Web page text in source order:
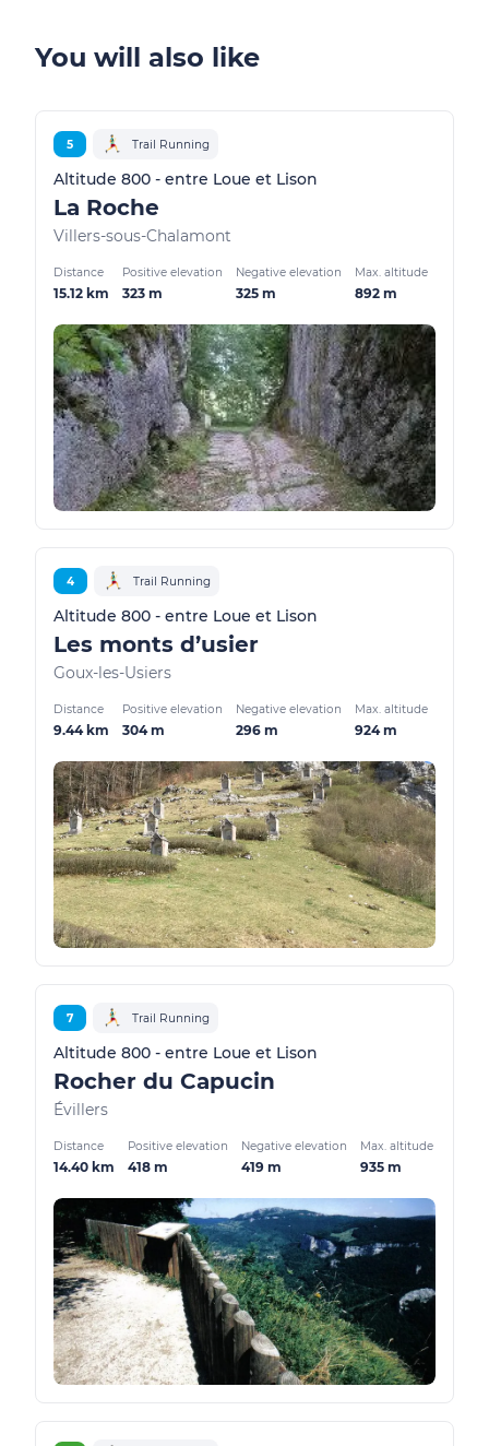
You will also like
5 Trail Running
Altitude 800 - entre Loue et Lison
La Roche
Villers-sous-Chalamont
Distance
15.12 km
Positive elevation
323 m
Negative elevation
325 m
Max. altitude
892 m
4 Trail Running
Altitude 800 - entre Loue et Lison
Les monts d’usier
Goux-les-Usiers
Distance
9.44 km
Positive elevation
304 m
Negative elevation
296 m
Max. altitude
924 m
7 Trail Running
Altitude 800 - entre Loue et Lison
Rocher du Capucin
Évillers
Distance
14.40 km
Positive elevation
418 m
Negative elevation
419 m
Max. altitude
935 m